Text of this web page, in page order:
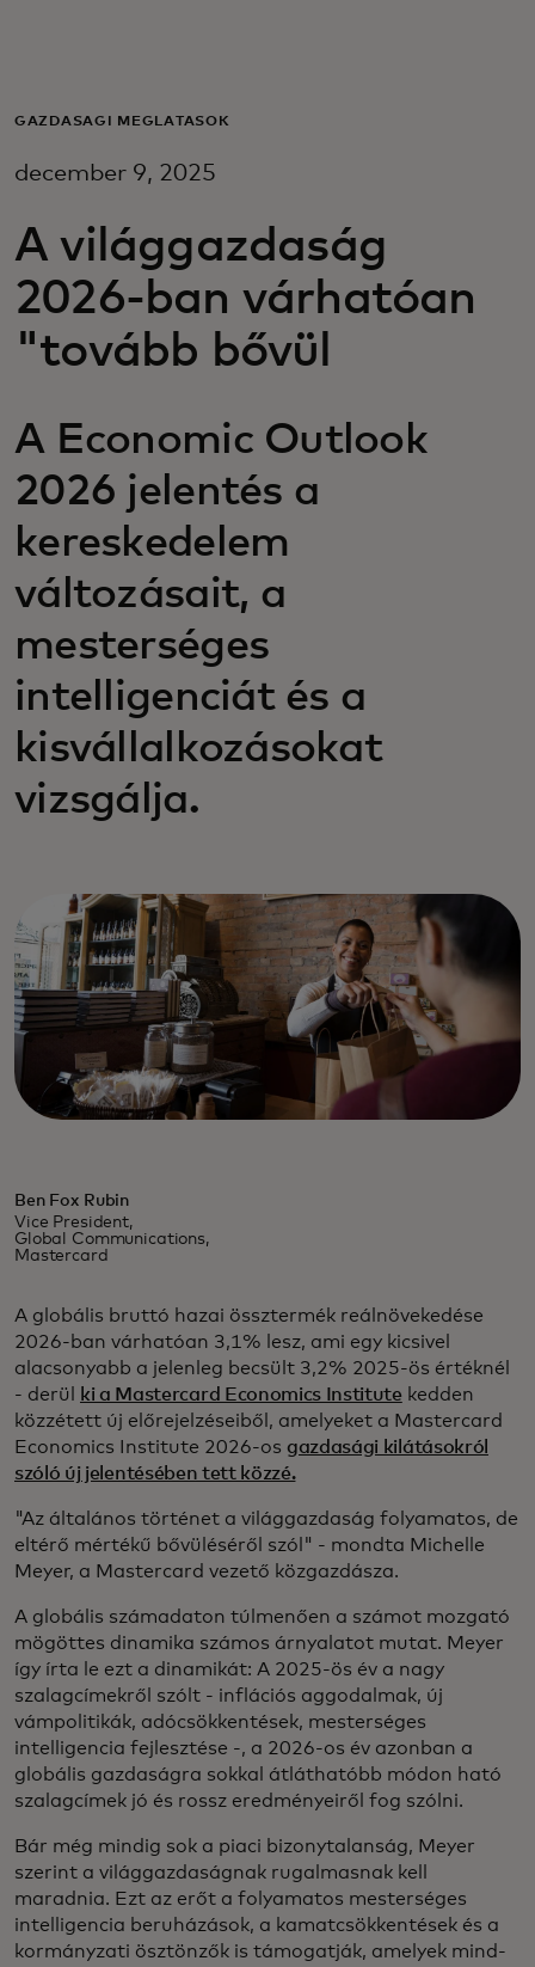
Vállalkozásoknak
Innovátoroknak
Hírek és trendek
GAZDASÁGI MEGLÁTÁSOK
december 9, 2025
A világgazdaság
2026-ban várhatóan
"tovább bővül
A Economic Outlook
2026 jelentés a
kereskedelem
változásait, a
mesterséges
intelligenciát és a
kisvállalkozásokat
vizsgálja.
Ben Fox Rubin
Vice President,
Global Communications,
Mastercard
A globális bruttó hazai össztermék reálnövekedése
2026-ban várhatóan 3,1% lesz, ami egy kicsivel
alacsonyabb a jelenleg becsült 3,2% 2025-ös értéknél
- derül
ki a Mastercard Economics Institute kedden
közzétett új előrejelzéseiből, amelyeket a Mastercard
Economics Institute 2026-os gazdasági kilátásokról
szóló új jelentésében tett közzé.
"Az általános történet a világgazdaság folyamatos, de
eltérő mértékű bővüléséről szól" - mondta Michelle
Meyer, a Mastercard vezető közgazdásza.
A globális számadaton túlmenően a számot mozgató
mögöttes dinamika számos árnyalatot mutat. Meyer
így írta le ezt a dinamikát: A 2025-ös év a nagy
szalagcímekről szólt - inflációs aggodalmak, új
vámpolitikák, adócsökkentések, mesterséges
intelligencia fejlesztése -, a 2026-os év azonban a
globális gazdaságra sokkal átláthatóbb módon ható
szalagcímek jó és rossz eredményeiről fog szólni.
Bár még mindig sok a piaci bizonytalanság, Meyer
szerint a világgazdaságnak rugalmasnak kell
maradnia. Ezt az erőt a folyamatos mesterséges
intelligencia beruházások, a kamatcsökkentések és a
kormányzati ösztönzők is támogatják, amelyek mind-